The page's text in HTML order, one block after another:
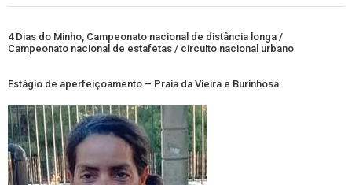
4 Dias do Minho, Campeonato nacional de distância longa /
Campeonato nacional de estafetas / circuito nacional urbano
Estágio de aperfeiçoamento – Praia da Vieira e Burinhosa